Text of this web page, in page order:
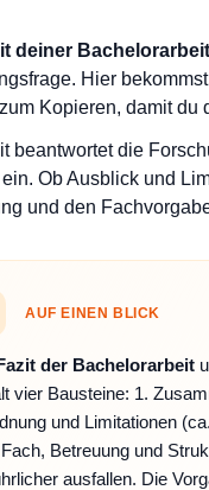
deiner Bachelorarbeit
Hier
Kopieren, damit
beantwortet die
Ob Ausblick und
und den
AUF EINEN BLICK
der Bachelorarbeit
vier Bausteine: 1.
und Limitationen
Betreuung und
ausfallen. Die